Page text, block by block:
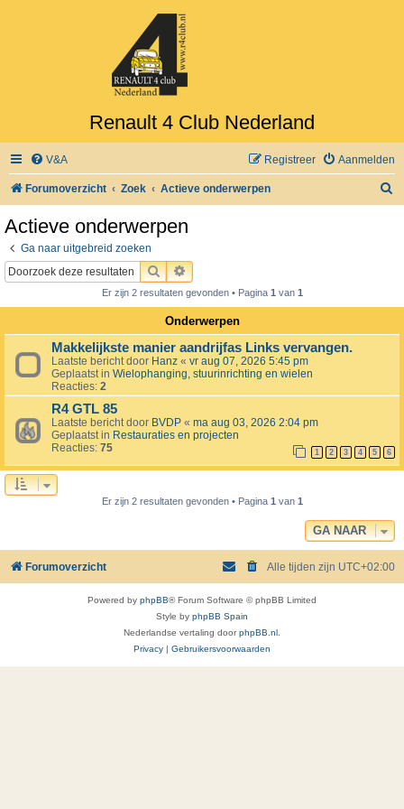
Renault 4 Club Nederland
V&A Aanmelden
Registreer
Forumoverzicht Zoek Actieve onderwerpen
Actieve onderwerpen
Ga naar uitgebreid zoeken
ZOEKUITGEBREID ZOEKEN
Er zijn 2 resultaten gevonden • Pagina 1van 1
Onderwerpen
Makkelijkste manier aandrijfas Links vervangen.
Laatste bericht door Hanz « vr aug 07, 2026 5:45 pm
Geplaatst in Wielophanging, stuurinrichting en wielen
Reacties: 2
R4 GTL 85
Laatste bericht door BVDP « ma aug 03, 2026 2:04 pm
Geplaatst in Restauraties en projecten
Reacties: 75 1 2 3 4 5 6
Er zijn 2 resultaten gevonden • Pagina 1van 1
GA NAAR
Forumoverzicht Alle tijden zijn UTC+02:00
Powered by phpBB® Forum Software © phpBB Limited
Style by phpBB Spain
Nederlandse vertaling doorphpBB.nl .
Privacy
Gebruikersvoorwaarden